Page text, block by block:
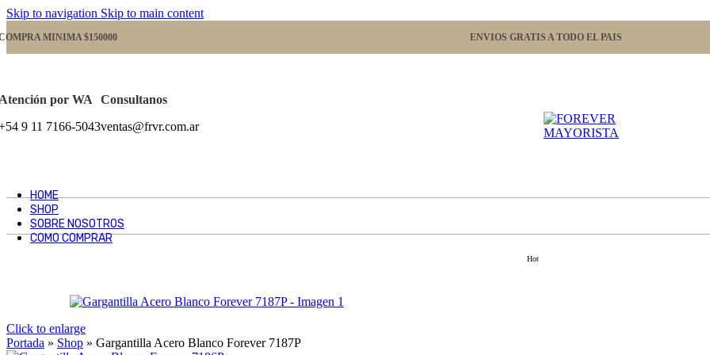
Skip to navigation Skip to main content
MINIMA $150000 ENVIOS GRATIS A TODO EL PAIS
por WA
9 11 7166-5043
Consultanos
ventas@frvr.com.ar
HOME
SHOP
SOBRE NOSOTROS
COMO COMPRAR
Hot
Click to enlarge
Portada » Shop » Gargantilla Acero Blanco Forever 7187P